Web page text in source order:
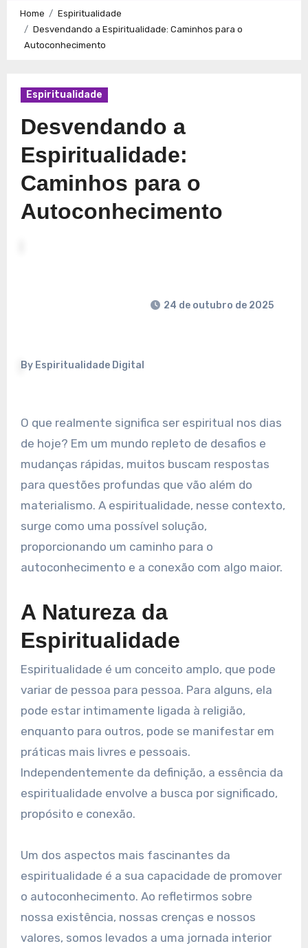
Caminhos para a Plenitude no Presente
Espiritualidade: Conexão e Significado no Presente
Home
Espiritualidade
Desvendando a Espiritualidade: Caminhos para o
Autoconhecimento
Espiritualidade
Desvendando a
Espiritualidade:
Caminhos para o
Autoconhecimento
By Espiritualidade Digital
24 de outubro de 2025
O que realmente significa ser espiritual nos dias
de hoje? Em um mundo repleto de desafios e
mudanças rápidas, muitos buscam respostas
para questões profundas que vão além do
materialismo. A espiritualidade, nesse contexto,
surge como uma possível solução,
proporcionando um caminho para o
autoconhecimento e a conexão com algo maior.
A Natureza da
Espiritualidade
Espiritualidade é um conceito amplo, que pode
variar de pessoa para pessoa. Para alguns, ela
pode estar intimamente ligada à religião,
enquanto para outros, pode se manifestar em
práticas mais livres e pessoais.
Independentemente da definição, a essência da
espiritualidade envolve a busca por significado,
propósito e conexão.
Um dos aspectos mais fascinantes da
espiritualidade é a sua capacidade de promover
o autoconhecimento. Ao refletirmos sobre
nossa existência, nossas crenças e nossos
valores, somos levados a uma jornada interior